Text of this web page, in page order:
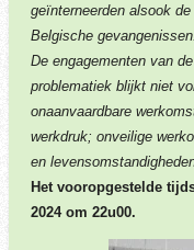
geïnterneerden alsook
Belgische gevangenissen.
De engagementen van
problematiek blijkt niet
onaanvaardbare
werkdruk; onveilige
en
Het vooropgestelde
2024 om 22u00.